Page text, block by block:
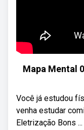
Mapa Mental
Você já estudou
venha estudar
Eletrização Bons ...